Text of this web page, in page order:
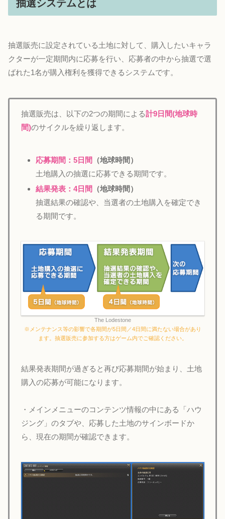
抽選システムとは
抽選販売に設定されている土地に対して、購入したいキャラ
クターが一定期間内に応募を行い、応募者の中から抽選で選
ばれた1名が購入権利を獲得できるシステムです。
抽選販売は、以下の2つの期間による計9日間(地球時
間)のサイクルを繰り返します。
応募期間：5日間 （地球時間）
土地購入の抽選に応募できる期間です。
結果発表：4日間 （地球時間）
抽選結果の確認や、当選者の土地購入を確定でき
る期間です。
The Lodestone
※メンテナンス等の影響で各期間が5日間／4日間に満たない場合があり
ます。抽選販売に参加する方はゲーム内でご確認ください。
結果発表期間が過ぎると再び応募期間が始まり、土地
購入の応募が可能になります。
・メインメニューのコンテンツ情報の中にある「ハウ
ジング」のタブや、応募した土地のサインボードか
ら、現在の期間が確認できます。